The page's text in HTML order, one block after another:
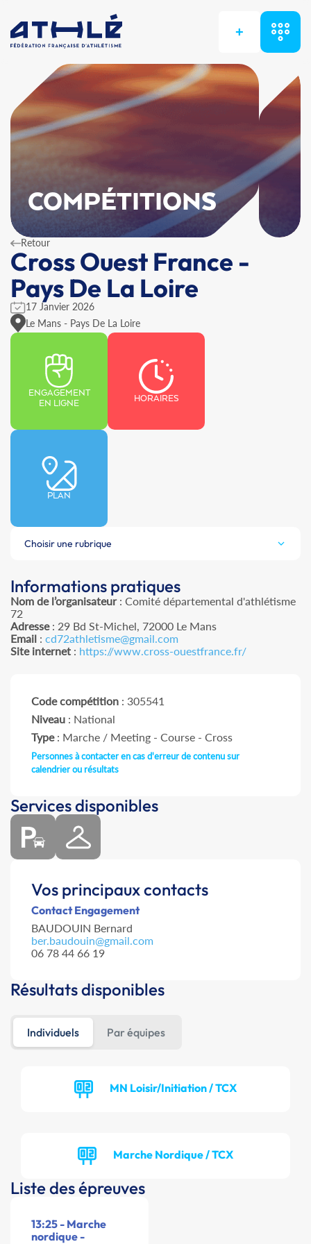
+
COMPÉTITIONS
Retour
Cross Ouest France -
Pays De La Loire
17 Janvier 2026
Le Mans - Pays De La Loire
ENGAGEMENT
EN LIGNE
HORAIRES
PLAN
Choisir une rubrique
Informations pratiques
Nom de l’organisateur: Comité départemental d'athlétisme
72
Adresse: 29 Bd St-Michel, 72000 Le Mans
Email : cd72athletisme@gmail.com
Site internet : https://www.cross-ouestfrance.fr/
Code compétition : 305541
Niveau : National
Type: Marche / Meeting - Course - Cross
Personnes à contacter en cas d'erreur de contenu sur
calendrier ou résultats
Services disponibles
Vos principaux contacts
Contact Engagement
BAUDOUIN Bernard
ber.baudouin@gmail.com
06 78 44 66 19
Résultats disponibles
Individuels Par équipes
MN Loisir/Initiation / TCX
Marche Nordique / TCX
Liste des épreuves
13:25 - Marche
nordique -